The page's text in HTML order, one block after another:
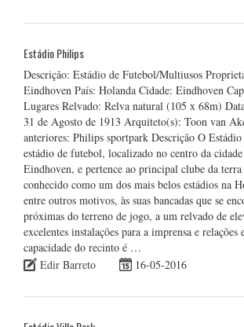
Estádio Philips
Descrição: Estádio de Futebol/Multiusos
Eindhoven País: Holanda Cidade: Eindhoven
Lugares Relvado: Relva natural (105 x 68m)
31 de Agosto de 1913 Arquiteto(s): Toon van
anteriores: Philips sportpark Descrição O
estádio de futebol, localizado no centro da cidade
Eindhoven, e pertence ao principal clube da
conhecido como um dos mais belos estádios na
entre outros motivos, às suas bancadas que se
próximas do terreno de jogo, a um relvado de
excelentes instalações para a imprensa e
capacidade do recinto é …
Edir Barreto
16-05-2016